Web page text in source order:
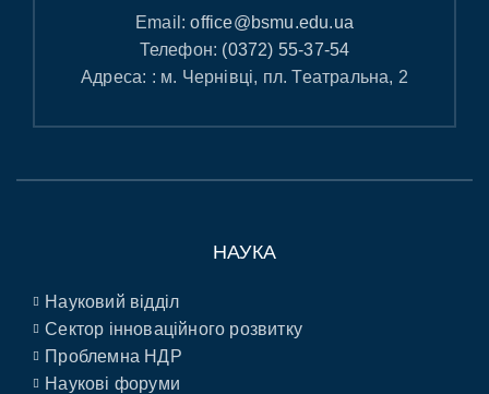
Email:office@bsmu.edu.ua
Телефон: (0372) 55-37-54
Адреса: : м. Чернівці, пл. Театральна, 2
НАУКА
Науковий відділ
Сектор інноваційного розвитку
Проблемна НДР
Наукові форуми